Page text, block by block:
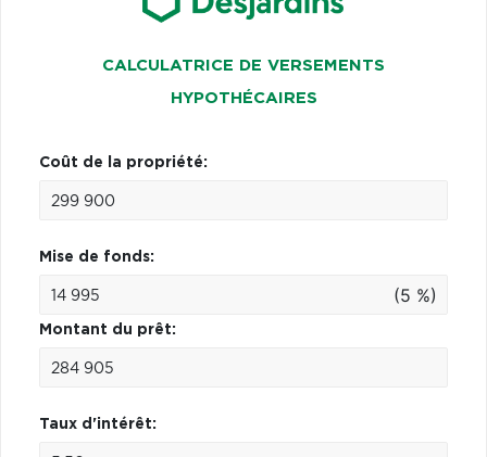
CALCULATRICE DE VERSEMENTS
HYPOTHÉCAIRES
Coût de la propriété:
Mise de fonds:
(5 %)
Montant du prêt:
Taux d'intérêt: